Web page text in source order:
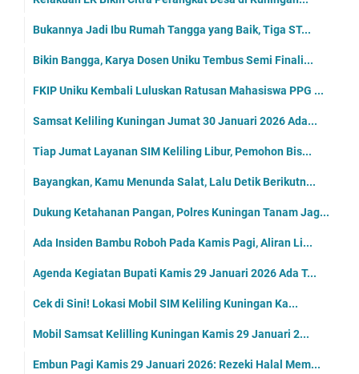
Bukannya Jadi Ibu Rumah Tangga yang Baik, Tiga ST...
Bikin Bangga, Karya Dosen Uniku Tembus Semi Finali...
FKIP Uniku Kembali Luluskan Ratusan Mahasiswa PPG ...
Samsat Keliling Kuningan Jumat 30 Januari 2026 Ada...
Tiap Jumat Layanan SIM Keliling Libur, Pemohon Bis...
Bayangkan, Kamu Menunda Salat, Lalu Detik Berikutn...
Dukung Ketahanan Pangan, Polres Kuningan Tanam Jag...
Ada Insiden Bambu Roboh Pada Kamis Pagi, Aliran Li...
Agenda Kegiatan Bupati Kamis 29 Januari 2026 Ada T...
Cek di Sini! Lokasi Mobil SIM Keliling Kuningan Ka...
Mobil Samsat Kelilling Kuningan Kamis 29 Januari 2...
Embun Pagi Kamis 29 Januari 2026: Rezeki Halal Mem...